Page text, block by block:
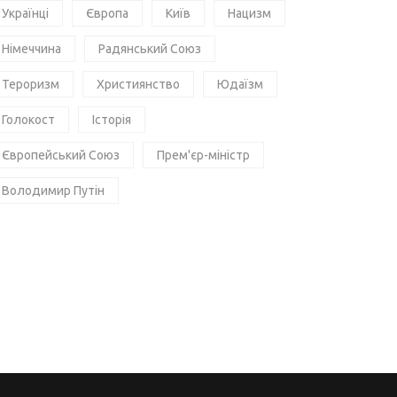
Українці Європа Київ Нацизм
Німеччина Радянський Союз
Тероризм Християнство Юдаїзм
Голокост Історія
Європейський Союз Прем'єр-міністр
Володимир Путін